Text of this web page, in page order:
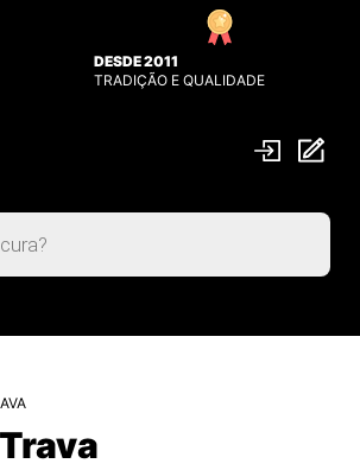
DESDE 2011
TRADIÇÃO E QUALIDADE